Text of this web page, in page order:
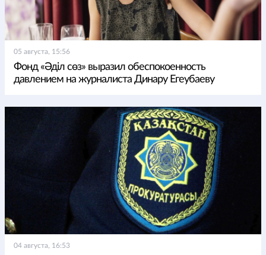
05 августа, 15:56
Фонд «Әділ сөз» выразил обеспокоенность
давлением на журналиста Динару Егеубаеву
04 августа, 16:53